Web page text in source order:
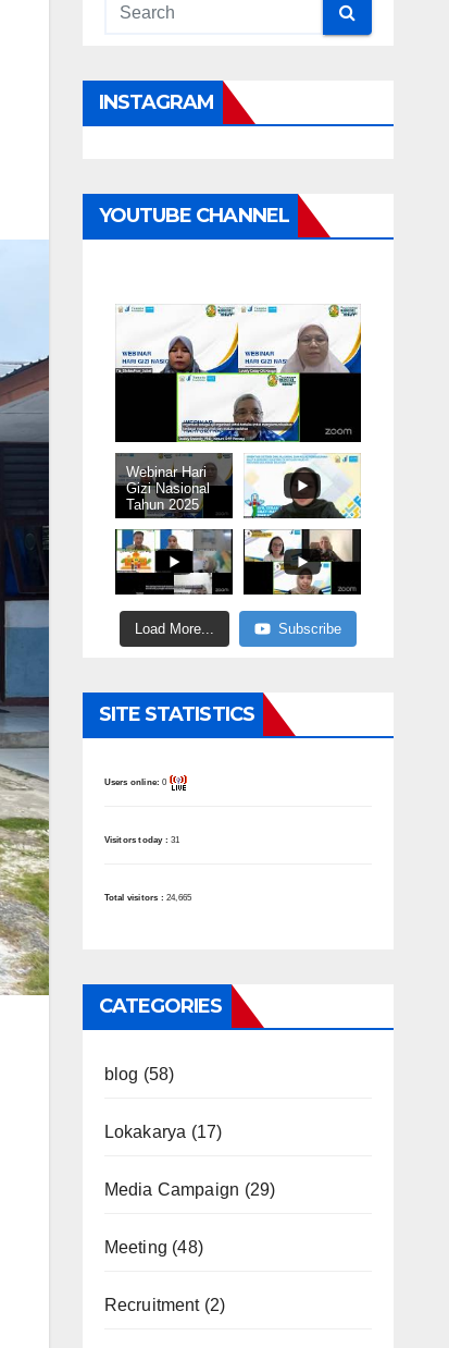
INSTAGRAM
YOUTUBE CHANNEL
Webinar Hari
Gizi Nasional
Tahun 2025
Load More... Subscribe
SITE STATISTICS
Users online:0
Visitors today : 31
Total visitors : 24,665
CATEGORIES
blog (58)
Lokakarya (17)
Media Campaign (29)
Meeting (48)
Recruitment(2)